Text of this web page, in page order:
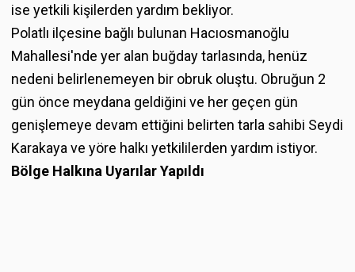
ise yetkili kişilerden yardım bekliyor.
Polatlı ilçesine bağlı bulunan Hacıosmanoğlu
Mahallesi'nde yer alan buğday tarlasında, henüz
nedeni belirlenemeyen bir obruk oluştu. Obruğun 2
gün önce meydana geldiğini ve her geçen gün
genişlemeye devam ettiğini belirten tarla sahibi Seydi
Karakaya ve yöre halkı yetkililerden yardım istiyor.
Bölge Halkına Uyarılar Yapıldı